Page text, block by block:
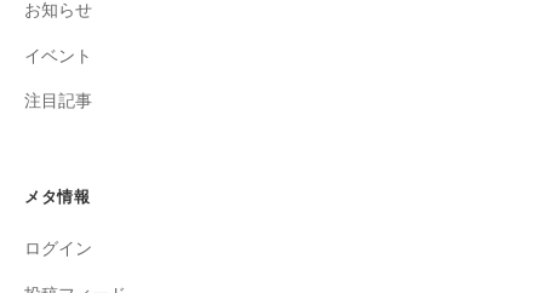
お知らせ
イベント
注目記事
メタ情報
ログイン